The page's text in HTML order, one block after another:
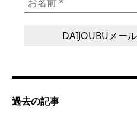
過去の記事